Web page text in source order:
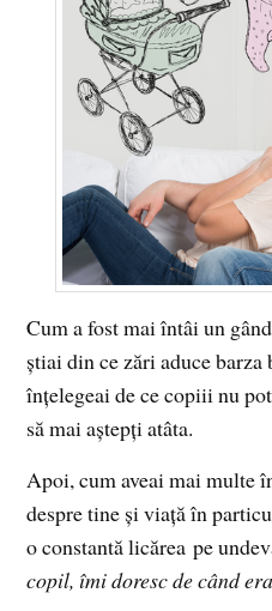
Cum a fost mai întâi un
ştiai din ce zări aduce
înţelegeai de ce copiii nu
să mai aştepţi atâta.
Apoi, cum aveai mai multe
despre tine şi viaţă în
o constantă licărea pe
copil, îmi doresc de când